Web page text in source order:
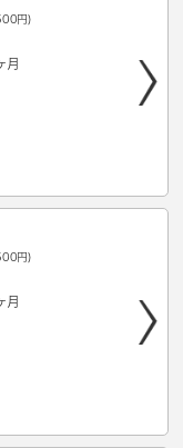
円)
月
円)
月